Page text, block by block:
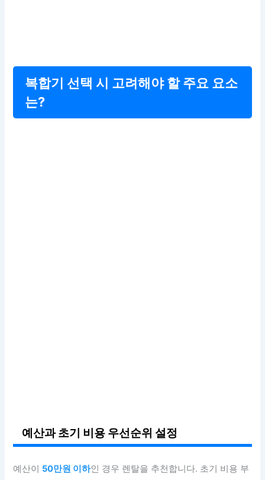
복합기 선택 시 고려해야 할 주요 요소
는?
예산과 초기 비용 우선순위 설정
예산이 50만원 이하인 경우 렌탈을 추천합니다. 초기 비용 부